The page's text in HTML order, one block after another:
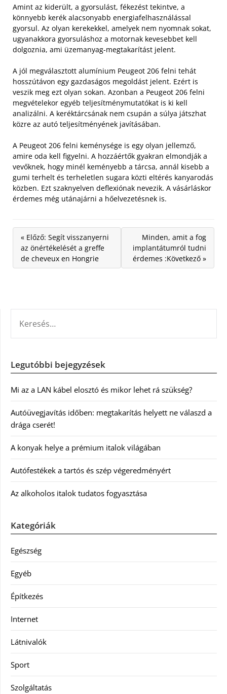
Amint az kiderült, a gyorsulást, fékezést tekintve, a
könnyebb kerék alacsonyabb energiafelhasználással
gyorsul. Az olyan kerekekkel, amelyek nem nyomnak sokat,
ugyanakkora gyorsuláshoz a motornak kevesebbet kell
dolgoznia, ami üzemanyag-megtakarítást jelent.
A jól megválasztott alumínium Peugeot 206 felni tehát
hosszútávon egy gazdaságos megoldást jelent. Ezért is
veszik meg ezt olyan sokan. Azonban a Peugeot 206 felni
megvételekor egyéb teljesítménymutatókat is ki kell
analizálni. A keréktárcsának nem csupán a súlya játszhat
közre az autó teljesítményének javításában.
A Peugeot 206 felni keménysége is egy olyan jellemző,
amire oda kell figyelni. A hozzáértők gyakran elmondják a
vevőknek, hogy minél keményebb a tárcsa, annál kisebb a
gumi terhelt és terheletlen sugara közti eltérés kanyarodás
közben. Ezt szaknyelven deflexiónak nevezik. A vásárláskor
érdemes még utánajárni a hőelvezetésnek is.
« Előző: Segít visszanyerni
az önértékelését a greffe
de cheveux en Hongrie
Minden, amit a fog
implantátumról tudni
érdemes :Következő »
Legutóbbi bejegyzések
Mi az a LAN kábel elosztó és mikor lehet rá szükség?
Autóüvegjavítás időben: megtakarítás helyett ne válaszd a
drága cserét!
A konyak helye a prémium italok világában
Autófestékek a tartós és szép végeredményért
Az alkoholos italok tudatos fogyasztása
Kategóriák
Egészség
Egyéb
Építkezés
Internet
Látnivalók
Sport
Szolgáltatás